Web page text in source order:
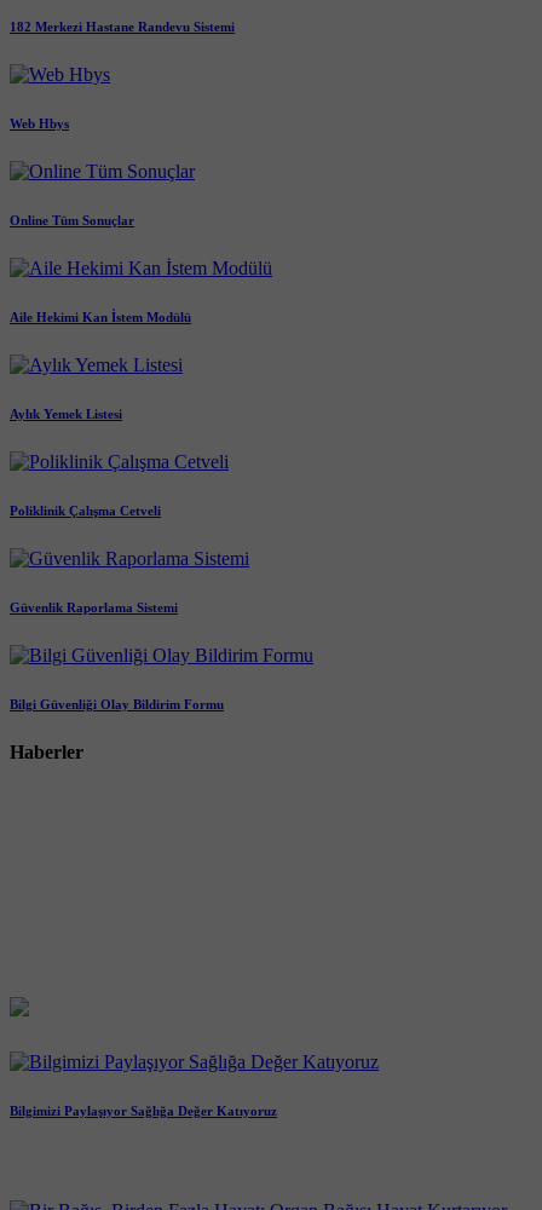
182 Merkezi Hastane Randevu Sistemi
Web Hbys
Online Tüm Sonuçlar
Aile Hekimi Kan İstem Modülü
Aylık Yemek Listesi
Poliklinik Çalışma Cetveli
Güvenlik Raporlama Sistemi
Bilgi Güvenliği Olay Bildirim Formu
Haberler
Bilgimizi Paylaşıyor Sağlığa Değer Katıyoruz